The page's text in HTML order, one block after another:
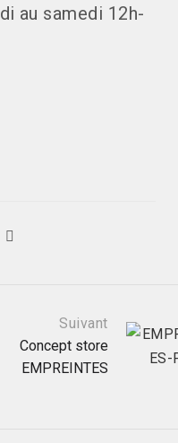
au samedi 12h-
Suivant
Concept store
EMPREINTES